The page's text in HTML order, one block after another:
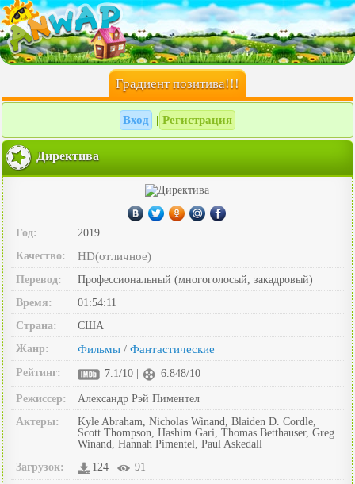
Градиент позитива!!!
Вход Регистрация
Директива
Год:
2019
Качество:
HD(отличное)
Перевод:
Профессиональный (многоголосый, закадровый)
Время:
01:54:11
Страна:
США
Жанр:
Фильмы / Фантастические
Рейтинг: 7.1/10 | 6.848/10
Режиссер:
Александр Рэй Пиментел
Актеры:
Kyle Abraham, Nicholas Winand, Blaiden D. Cordle,
Scott Thompson, Hashim Gari, Thomas Betthauser, Greg
Winand, Hannah Pimentel, Paul Askedall
Загрузок:
124 | 91